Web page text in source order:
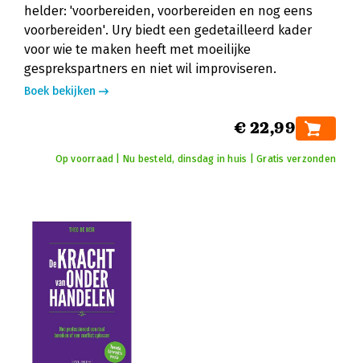
helder: 'voorbereiden, voorbereiden en nog eens
voorbereiden'. Ury biedt een gedetailleerd kader
voor wie te maken heeft met moeilijke
gesprekspartners en niet wil improviseren.
Boek bekijken
€ 22,99
Op voorraad | Nu besteld, dinsdag in huis | Gratis verzonden